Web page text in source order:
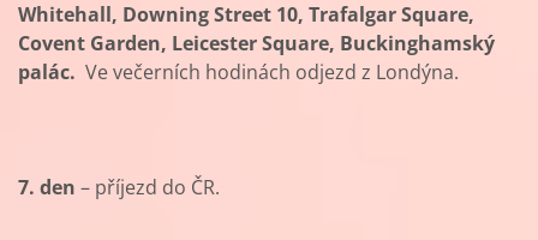
Whitehall, Downing Street 10, Trafalgar Square,
Covent Garden, Leicester Square, Buckinghamský
palác. Ve večerních hodinách odjezd z Londýna.
7. den – příjezd do ČR.